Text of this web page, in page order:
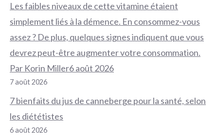
Les faibles niveaux de cette vitamine étaient
simplement liés à la démence. En consommez-vous
assez ? De plus, quelques signes indiquent que vous
devrez peut-être augmenter votre consommation.
Par Korin Miller6 août 2026
7 août 2026
7 bienfaits du jus de canneberge pour la santé, selon
les diététistes
6 août 2026